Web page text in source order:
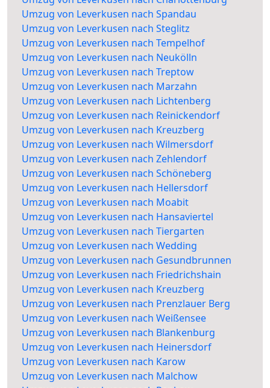
Umzug von Leverkusen nach Spandau
Umzug von Leverkusen nach Steglitz
Umzug von Leverkusen nach Tempelhof
Umzug von Leverkusen nach Neukölln
Umzug von Leverkusen nach Treptow
Umzug von Leverkusen nach Marzahn
Umzug von Leverkusen nach Lichtenberg
Umzug von Leverkusen nach Reinickendorf
Umzug von Leverkusen nach Kreuzberg
Umzug von Leverkusen nach Wilmersdorf
Umzug von Leverkusen nach Zehlendorf
Umzug von Leverkusen nach Schöneberg
Umzug von Leverkusen nach Hellersdorf
Umzug von Leverkusen nach Moabit
Umzug von Leverkusen nach Hansaviertel
Umzug von Leverkusen nach Tiergarten
Umzug von Leverkusen nach Wedding
Umzug von Leverkusen nach Gesundbrunnen
Umzug von Leverkusen nach Friedrichshain
Umzug von Leverkusen nach Kreuzberg
Umzug von Leverkusen nach Prenzlauer Berg
Umzug von Leverkusen nach Weißensee
Umzug von Leverkusen nach Blankenburg
Umzug von Leverkusen nach Heinersdorf
Umzug von Leverkusen nach Karow
Umzug von Leverkusen nach Malchow